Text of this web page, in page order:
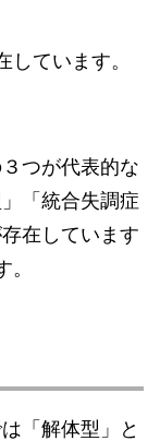
ています。
つが代表的な
「統合失調症
在しています
「解体型」と